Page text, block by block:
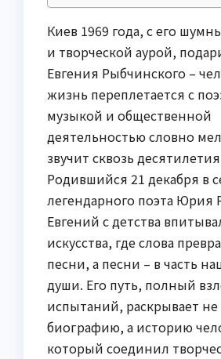
Киев 1969 года, с его
и творческой аурой,
Евгения Рыбчинского –
жизнь переплетается с
музыкой и общественной
деятельностью словно
звучит сквозь
Родившийся 21 декабря в
легендарного поэта Юрия
Евгений с детства
искусства, где слова
песни, а песни – в часть
души. Его путь, полный
испытаний, раскрывает
биографию, а историю
который соединил